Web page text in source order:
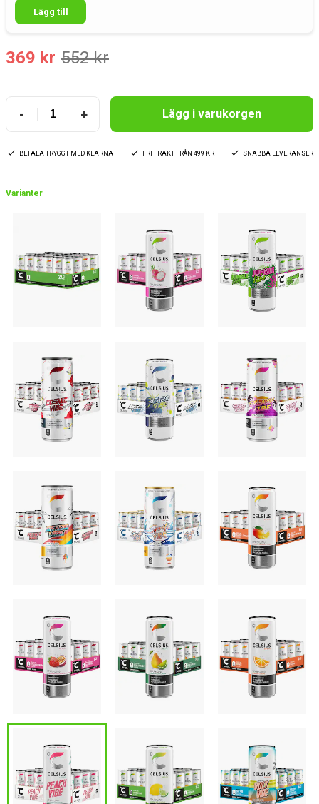
Lägg till
369 kr 552 kr
- + Lägg i varukorgen
BETALA TRYGGT MED KLARNA FRI FRAKT FRÅN 499 KR SNABBA LEVERANSER
Varianter